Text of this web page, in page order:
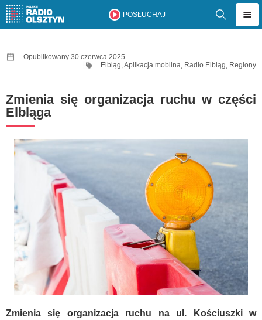
POSŁUCHAJ
Opublikowany 30 czerwca 2025
Elbląg,Aplikacja mobilna, Radio Elbląg, Regiony
Zmienia się organizacja ruchu w części
Elbląga
Zmienia się organizacja ruchu na ul. Kościuszki w